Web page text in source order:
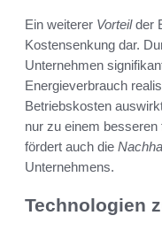
Ein weiterer Vorteilder
Kostensenkung dar.
Unternehmen
Energieverbrauch
Betriebskosten
nur zu einem
fördert auch die
Unternehmens.
Technologien